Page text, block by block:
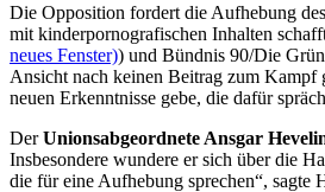
Die Opposition fordert die Aufhebung
mit kinderpornografischen Inhalten
neues Fenster)) und Bündnis 90/Die
Ansicht nach keinen Beitrag zum Kampf
neuen Erkenntnisse gebe, die dafür
DerUnionsabgeordnete Ansgar
Insbesondere wundere er sich über die
die für eine Aufhebung sprechen“, sagte